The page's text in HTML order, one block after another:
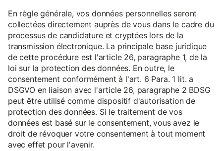
En règle générale, vos données personnelles seront
collectées directement auprès de vous dans le cadre du
processus de candidature et cryptées lors de la
transmission électronique. La principale base juridique
de cette procédure est l'article 26, paragraphe 1, de la
loi sur la protection des données. En outre, le
consentement conformément à l'art. 6 Para. 1 lit. a
DSGVO en liaison avec l'article 26, paragraphe 2 BDSG
peut être utilisé comme dispositif d'autorisation de
protection des données. Si le traitement de vos
données est basé sur le consentement, vous avez le
droit de révoquer votre consentement à tout moment
avec effet pour l'avenir.